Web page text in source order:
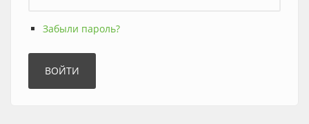
Забыли пароль?